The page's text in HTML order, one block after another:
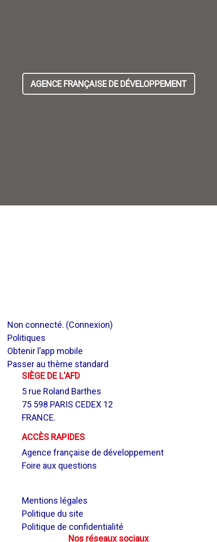
AGENCE FRANÇAISE DE DÉVELOPPEMENT
Non connecté. (Connexion)
Politiques
Obtenir l’app mobile
Passer au thème standard
SIÈGE DE L'AFD
5 rue Roland Barthes
75 598 PARIS CEDEX 12
FRANCE.
ACCÈS RAPIDES
Agence française de développement
Foire aux questions
Mentions légales
Politique du site
Politique de confidentialité
Nos réseaux sociaux